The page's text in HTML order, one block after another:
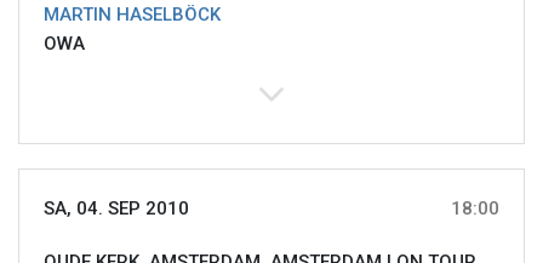
MARTIN HASELBÖCK
OWA
SA, 04. SEP 2010 18:00